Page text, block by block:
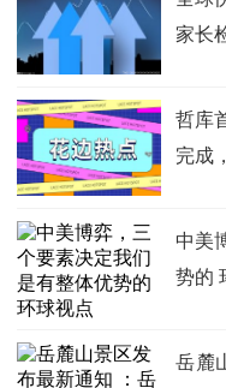
家长
哲库
完成
中美
势的
岳麓